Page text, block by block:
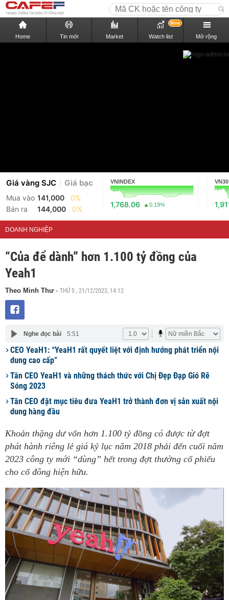
Home Tin mới Market Watch list
New
Mở rộng
Giá vàng SJC Giá bạc
Mua vào 141,000
0%
Bán ra
144,000 0%
VNINDEX
1,768.06 0.19%
VN30
DOANH NGHIỆP
“Của để dành” hơn 1.100 tỷ đồng của
Yeah1
Theo Minh Thư - THỨ 5 , 21/12/2023, 14:12
Nghe đọc bài 5:51
CEO YeaH1: “YeaH1 rất quyết liệt với định hướng phát triển nội
dung cao cấp”
Tân CEO YeaH1 và những thách thức với Chị Đẹp Đạp Gió Rẽ
Sóng 2023
Tân CEO đặt mục tiêu đưa YeaH1 trở thành đơn vị sản xuất nội
dung hàng đầu
Khoản thặng dư vốn hơn 1.100 tỷ đồng có được từ đợt
phát hành riêng lẻ giá kỷ lục năm 2018 phải đến cuối năm
2023 công ty mới “dùng” hết trong đợt thưởng cổ phiếu
cho cổ đông hiện hữu.